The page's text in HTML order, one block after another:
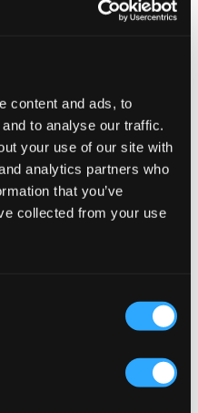
content and ads, to
to analyse our traffic.
your use of our site with
analytics partners who
that you’ve
collected from your use